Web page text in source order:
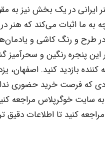
ایرانی در یک بخش نیز به
به ما اثبات می‌کند که
در طرح و رنگ کاشی و
این پنجره رنگین و
بازدید کنید. اصفهان،
که فرصت خرید حضوری
به سایت خوگرپلاس مراجعه
مراجعه کنید تا اطلاعات